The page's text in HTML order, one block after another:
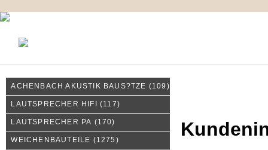
ACHENBACH AKUSTIK BAUS?TZE (109)
LAUTSPRECHER HIFI (117)
LAUTSPRECHER PA (170)
WEICHENBAUTEILE (1275)